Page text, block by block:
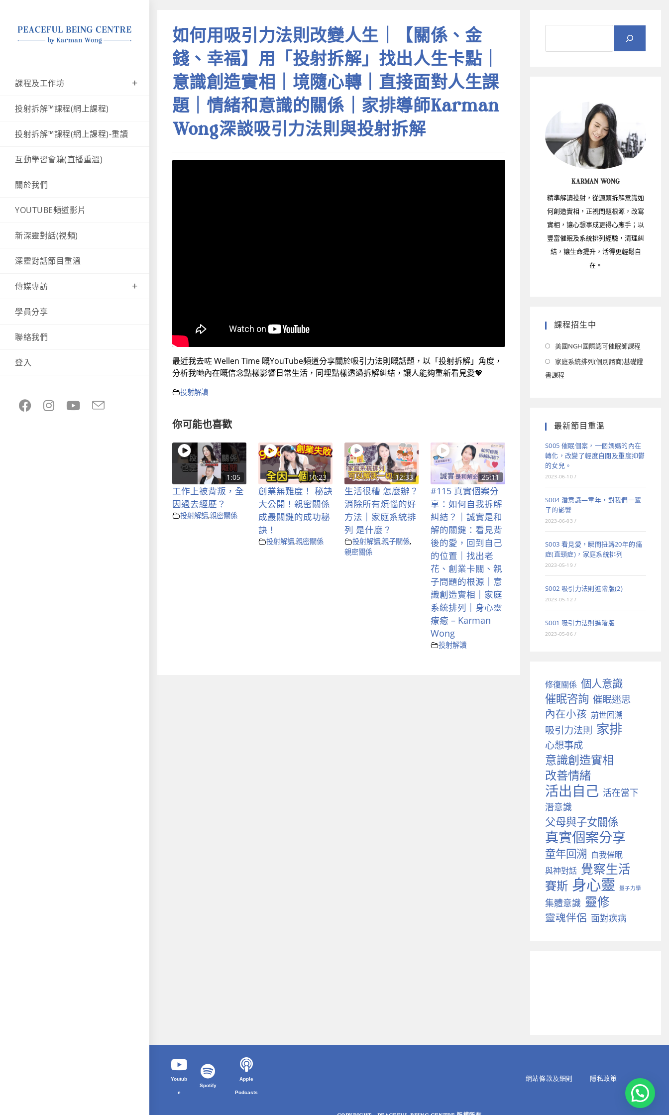
課程及工作坊
投射拆解™課程(網上課程)
投射拆解™課程(網上課程)-重讀
互動學習會籍(直播重溫)
關於我們
YOUTUBE頻道影片
新深靈對話(視頻)
深靈對話節目重溫
傳媒專訪
學員分享
聯絡我們
登入
如何用吸引力法則改變人生｜【關係、金
錢、幸福】用「投射拆解」找出人生卡點｜
意識創造實相｜境隨心轉｜直接面對人生課
題｜情緒和意識的關係｜家排導師Karman
Wong深談吸引力法則與投射拆解
最近我去咗Wellen Time 嘅YouTube頻道分享關於吸引力法則嘅話題，以「投射拆解」角度，
分析我哋內在嘅信念點樣影響日常生活，同埋點樣透過拆解糾結，讓人能夠重新看見愛💖
投射解讀
你可能也喜歡
1:05
工作上被背叛，全
因過去經歷？
投射解讀,親密關係
10:23
創業無難度！ 秘訣
大公開！親密關係
成最關鍵的成功秘
訣！
投射解讀,親密關係
12:33
生活很糟 怎麼辦？
消除所有煩惱的好
方法｜家庭系統排
列 是什麼？
投射解讀,親子關係,
親密關係
25:11
#115 真實個案分
享：如何自我拆解
糾結？｜誠實是和
解的關鍵：看見背
後的愛，回到自己
的位置｜找出老
花、創業卡關、親
子問題的根源｜意
識創造實相｜家庭
系統排列｜身心靈
療癒 – Karman
Wong
投射解讀
KARMAN WONG
精準解讀投射，從源頭拆解意識如
何創造實相，正視問題根源，改寫
實相，讓心想事成更得心應手；以
豐富催眠及系統排列經驗，清理糾
結，讓生命提升，活得更輕鬆自
在。
課程招生中
美國NGH國際認可催眠師課程
家庭系統排列(個別諮商)基礎證
書課程
最新節目重溫
S005 催眠個案，一個媽媽的內在
轉化，改變了輕度自閉及重度抑鬱
的女兒。
2023-06-10 /
S004 潛意識—童年，對我們一輩
子的影響
2023-06-03 /
S003 看見愛，瞬間扭轉20年的痛
症(直頸症)，家庭系統排列
2023-05-19 /
S002 吸引力法則進階版(2)
2023-05-12 /
S001 吸引力法則進階版
2023-05-06 /
修復關係 個人意識
催眠咨詢 催眠迷思
內在小孩 前世回溯
吸引力法則 家排
心想事成
意識創造實相
改善情緒
活出自己 活在當下
潛意識
父母與子女關係
真實個案分享
童年回溯 自我催眠
與神對話 覺察生活
賽斯 身心靈 量子力學
集體意識 靈修
靈魂伴侶 面對疾病
Youtub
e
Spotify
Apple
Podcasts
網站條款及細則 隱私政策